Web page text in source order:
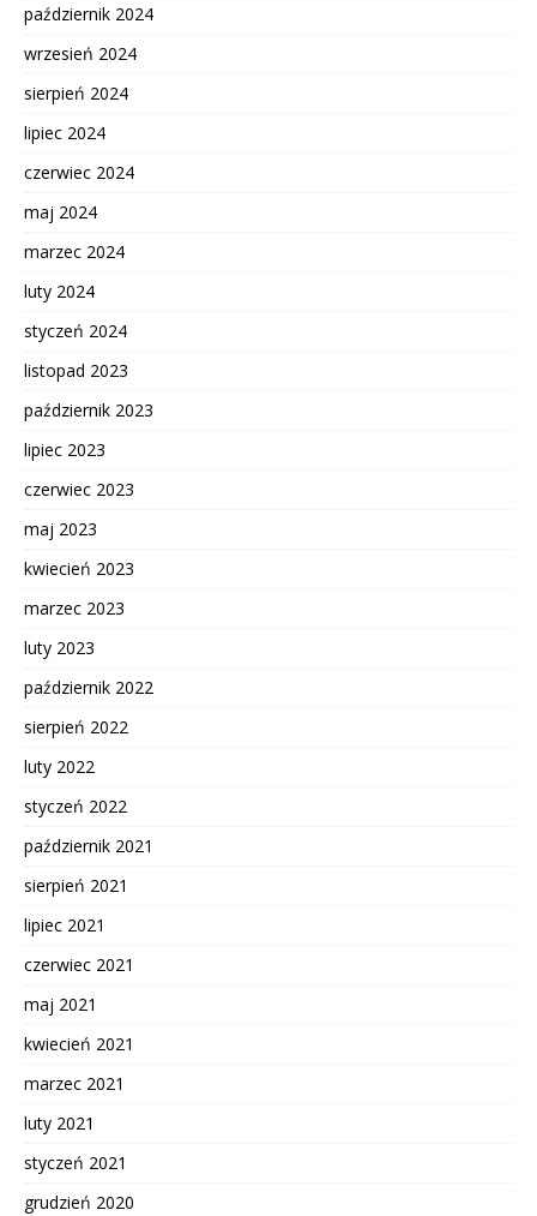
październik 2024
wrzesień 2024
sierpień 2024
lipiec 2024
czerwiec 2024
maj 2024
marzec 2024
luty 2024
styczeń 2024
listopad 2023
październik 2023
lipiec 2023
czerwiec 2023
maj 2023
kwiecień 2023
marzec 2023
luty 2023
październik 2022
sierpień 2022
luty 2022
styczeń 2022
październik 2021
sierpień 2021
lipiec 2021
czerwiec 2021
maj 2021
kwiecień 2021
marzec 2021
luty 2021
styczeń 2021
grudzień 2020